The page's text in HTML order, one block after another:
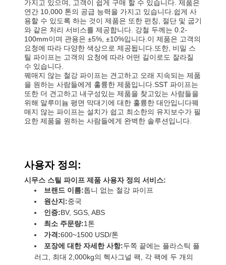
가지고 있으며, 고객이 쉽게 구매 할 수 있습니다. 제품은
연간 10,000 톤의 공급 능력을 가지고 있습니다.쉽게 사
용할 수 있도록 하는 것이 제품은 또한 펀칭, 절단 및 굽기
와 같은 처리 서비스를 제공합니다. 강철 두께는 0.2-
100mm이며 관용은 ±5%, ±10%입니다.이 제품은 고객의
요청에 따라 다양한 색상으로 제공됩니다.또한, 비밀 스
틸 파이프는 고객의 요청에 따라 어떤 길이로도 잘라질
수 있습니다.
꿰매지 않는 철강 파이프는 견고하고 오래 지속되는 제품
을 원하는 사람들에게 훌륭한 제품입니다.SST 파이프는
또한 더 견고하고 내구성있는 제품을 찾고있는 사람들을
위해 알루미늄 평면 막대기에 대한 훌륭한 대안입니다꿰
매지 않는 파이프는 설치가 쉽고 최소한의 유지보수가 필
요한 제품을 원하는 사람들에게 완벽한 솔루션입니다.
사용자 정의:
시무스 스틸 파이프 제품 사용자 정의 서비스:
브랜드 이름:톱니 없는 철강 파이프
원산지:중국
인증:BV, SGS, ABS
최소 주문량:1톤
가격:600~1500 USD/톤
포장에 대한 자세한 사항:두쪽 끝에는 플라스틱 플
러그, 최대 2,000kg의 헥사그널 팩, 각 팩에 두 개의